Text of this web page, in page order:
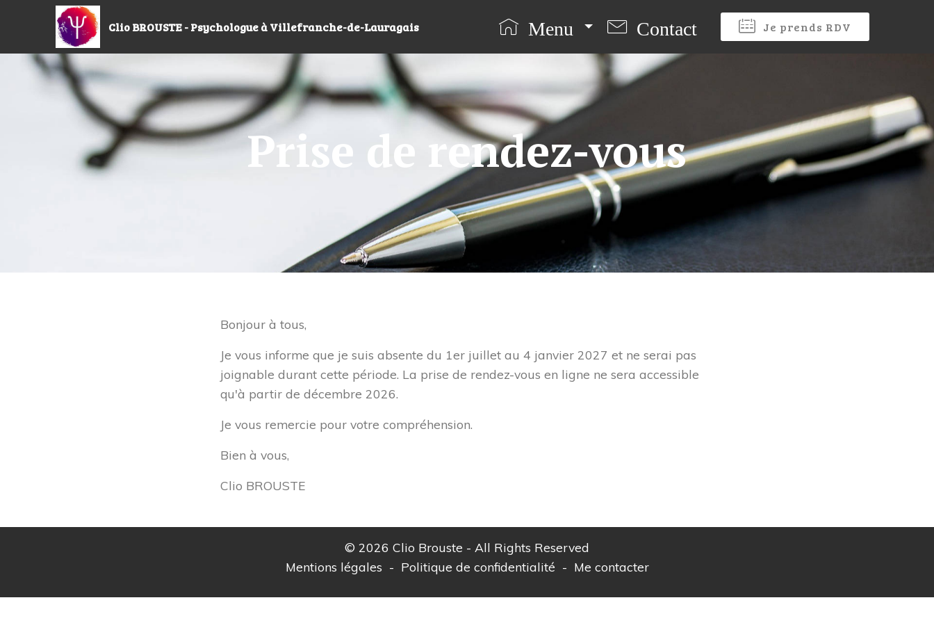
Clio BROUSTE - Psychologue à Villefranche-de-Lauragais Menu Contact Je prends RDV
Prise de rendez-vous
Bonjour à tous,
Je vous informe que je suis absente du 1er juillet au 4 janvier 2027 et ne serai pas
joignable durant cette période. La prise de rendez-vous en ligne ne sera accessible
qu'à partir de décembre 2026.
Je vous remercie pour votre compréhension.
Bien à vous,
Clio BROUSTE
© 2026 Clio Brouste - All Rights Reserved
Mentions légales - Politique de confidentialité - Me contacter